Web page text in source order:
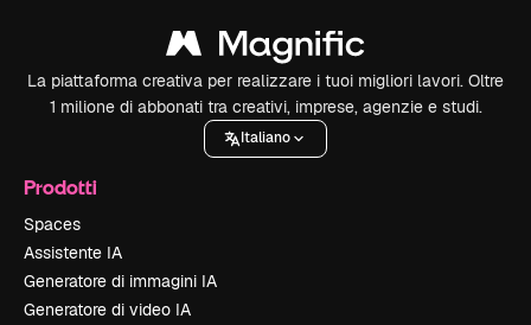
La piattaforma creativa per realizzare i tuoi migliori lavori. Oltre
1 milione di abbonati tra creativi, imprese, agenzie e studi.
Italiano
Prodotti
Spaces
Assistente IA
Generatore di immagini IA
Generatore di video IA